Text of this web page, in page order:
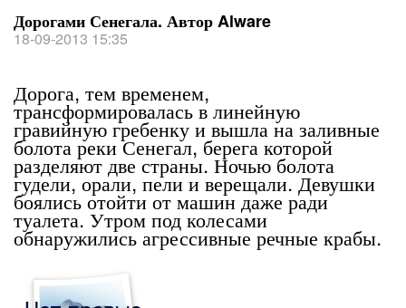
Дорогами Сенегала. Автор Alware
18-09-2013 15:35
Дорога, тем временем,
трансформировалась в линейную
гравийную гребенку и вышла на заливные
болота реки Сенегал, берега которой
разделяют две страны. Ночью болота
гудели, орали, пели и верещали. Девушки
боялись отойти от машин даже ради
туалета. Утром под колесами
обнаружились агрессивные речные крабы.